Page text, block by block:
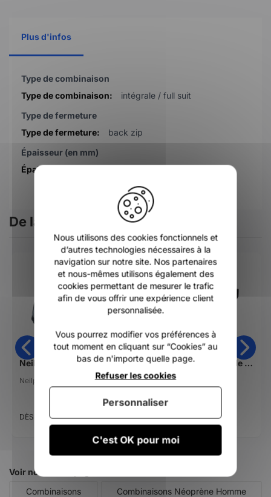
Plus d'infos
Plus
Type de combinaison
intégrale / full suit
Type de fermeture
back zip
Épaisseur (en mm)
De la même catégorie
Neilpryde Proton (WS Hook)
Neilpryde
DÈS 359,95 €
Boucle de harnais ride engine windsurf fixed hook V
Ride engine
DÈS 71,40 €
119,00 €
-41%
Voir nos autres pages :
Combinaisons
Combinaisons Néoprène Homme
Nous utilisons des cookies fonctionnels et
d’autres technologies nécessaires à la
navigation sur notre site. Nos partenaires
et nous-mêmes utilisons également des
cookies permettant de mesurer le trafic
afin de vous offrir une expérience client
personnalisée.
Vous pourrez modifier vos préférences à
tout moment en cliquant sur “Cookies” au
bas de n'importe quelle page.
C'est OK pour moi
Refuser les cookies
Personnaliser